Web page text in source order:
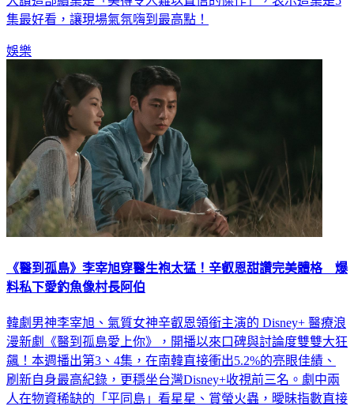
集最好看，讓現場氣氛嗨到最高點！
娛樂
《醫到孤島》李宰旭穿醫生袍太猛！辛叡恩甜讚完美體格 爆
料私下愛釣魚像村長阿伯
韓劇男神李宰旭、氣質女神辛叡恩領銜主演的 Disney+ 醫療浪
漫新劇《醫到孤島愛上你》，開播以來口碑與討論度雙雙大狂
飆！本週播出第3、4集，在南韓直接衝出5.2%的亮眼佳績、
刷新自身最高紀錄，更穩坐台灣Disney+收視前三名。劇中兩
人在物資稀缺的「平同島」看星星、賞螢火蟲，曖昧指數直接